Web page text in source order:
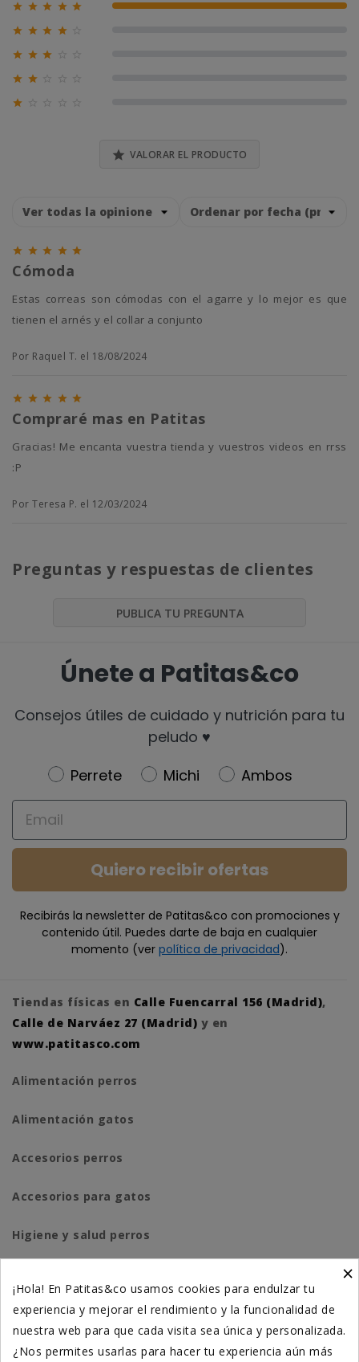
     100% (2)
   
  
 

 VALORAR EL PRODUCTO
    
Cómoda
Estas correas son cómodas con el agarre y lo mejor es que
tienen el arnés y el collar a conjunto
Por Raquel T. el 18/08/2024
    
Compraré mas en Patitas
Gracias! Me encanta vuestra tienda y vuestros videos en rrss
:P
Por Teresa P. el 12/03/2024
Preguntas y respuestas de clientes
PUBLICA TU PREGUNTA
Únete a Patitas&co
Consejos útiles de cuidado y nutrición para tu
peludo ♥️
Newsletter
Perrete Michi
Ambos
Email
Quiero recibir ofertas
Recibirás la newsletter de Patitas&co con promociones y
contenido útil. Puedes darte de baja en cualquier
momento (ver política de privacidad).
Tiendas físicas en Calle Fuencarral 156 (Madrid),
Calle de Narváez 27 (Madrid) y en
www.patitasco.com
Alimentación perros
Alimentación gatos
Accesorios perros
Accesorios para gatos
Higiene y salud perros
Suplementación natural
Otros
×
¡Hola! En Patitas&co usamos cookies para endulzar tu
experiencia y mejorar el rendimiento y la funcionalidad de
nuestra web para que cada visita sea única y personalizada.
¿Nos permites usarlas para hacer tu experiencia aún más